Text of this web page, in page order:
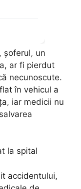
șoferul, un
ar fi pierdut
necunoscute.
în vehicul a
iar medicii nu
la spital
accidentului,